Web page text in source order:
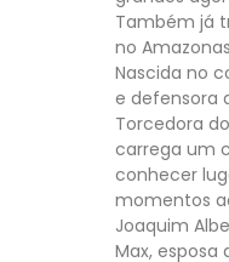
Também já
no
Nascida no
e defensora
Torcedora
carrega um
conhecer
momentos
Joaquim
Max, esposa